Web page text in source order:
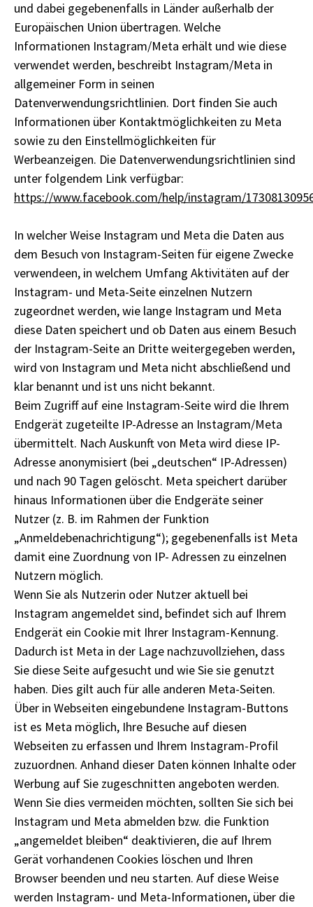
und dabei gegebenenfalls in Länder außerhalb der
Europäischen Union übertragen. Welche
Informationen Instagram/Meta erhält und wie diese
verwendet werden, beschreibt Instagram/Meta in
allgemeiner Form in seinen
Datenverwendungsrichtlinien. Dort finden Sie auch
Informationen über Kontaktmöglichkeiten zu Meta
sowie zu den Einstellmöglichkeiten für
Werbeanzeigen. Die Datenverwendungsrichtlinien sind
unter folgendem Link verfügbar:
https://www.facebook.com/help/instagram/
In welcher Weise Instagram und Meta die Daten aus
dem Besuch von Instagram-Seiten für eigene Zwecke
verwendeen, in welchem Umfang Aktivitäten auf der
Instagram- und Meta-Seite einzelnen Nutzern
zugeordnet werden, wie lange Instagram und Meta
diese Daten speichert und ob Daten aus einem Besuch
der Instagram-Seite an Dritte weitergegeben werden,
wird von Instagram und Meta nicht abschließend und
klar benannt und ist uns nicht bekannt.
Beim Zugriff auf eine Instagram-Seite wird die Ihrem
Endgerät zugeteilte IP-Adresse an Instagram/Meta
übermittelt. Nach Auskunft von Meta wird diese IP-
Adresse anonymisiert (bei „deutschen“ IP-Adressen)
und nach 90 Tagen gelöscht. Meta speichert darüber
hinaus Informationen über die Endgeräte seiner
Nutzer (z. B. im Rahmen der Funktion
„Anmeldebenachrichtigung“); gegebenenfalls ist Meta
damit eine Zuordnung von IP- Adressen zu einzelnen
Nutzern möglich.
Wenn Sie als Nutzerin oder Nutzer aktuell bei
Instagram angemeldet sind, befindet sich auf Ihrem
Endgerät ein Cookie mit Ihrer Instagram-Kennung.
Dadurch ist Meta in der Lage nachzuvollziehen, dass
Sie diese Seite aufgesucht und wie Sie sie genutzt
haben. Dies gilt auch für alle anderen Meta-Seiten.
Über in Webseiten eingebundene Instagram-Buttons
ist es Meta möglich, Ihre Besuche auf diesen
Webseiten zu erfassen und Ihrem Instagram-Profil
zuzuordnen. Anhand dieser Daten können Inhalte oder
Werbung auf Sie zugeschnitten angeboten werden.
Wenn Sie dies vermeiden möchten, sollten Sie sich bei
Instagram und Meta abmelden bzw. die Funktion
„angemeldet bleiben“ deaktivieren, die auf Ihrem
Gerät vorhandenen Cookies löschen und Ihren
Browser beenden und neu starten. Auf diese Weise
werden Instagram- und Meta-Informationen, über die